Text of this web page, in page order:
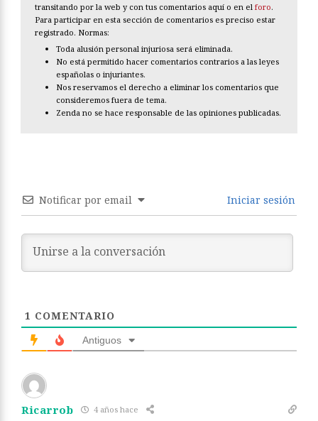
transitando por la web y con tus comentarios aquí o en el foro.
Para participar en esta sección de comentarios es preciso estar
registrado. Normas:
Toda alusión personal injuriosa será eliminada.
No está permitido hacer comentarios contrarios a las leyes
españolas o injuriantes.
Nos reservamos el derecho a eliminar los comentarios que
consideremos fuera de tema.
Zenda no se hace responsable de las opiniones publicadas.
Notificar por email Iniciar sesión
1 COMENTARIO
Antiguos
Ricarrob 4 años hace